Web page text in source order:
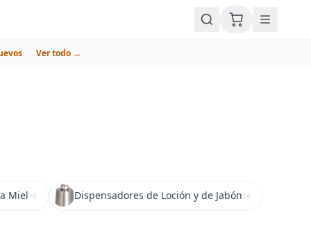
Ver todo →
Miel16 Dispensadores de Loción y de Jabón14